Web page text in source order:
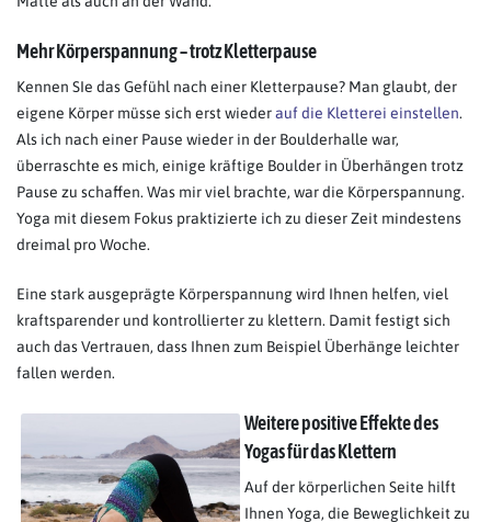
Mehr Körperspannung – trotz Kletterpause
Kennen SIe das Gefühl nach einer Kletterpause? Man glaubt, der
eigene Körper müsse sich erst wiederauf die Kletterei einstellen.
Als ich nach einer Pause wieder in der Boulderhalle war,
überraschte es mich, einige kräftige Boulder in Überhängen trotz
Pause zu schaffen. Was mir viel brachte, war die Körperspannung.
Yoga mit diesem Fokus praktizierte ich zu dieser Zeit mindestens
dreimal pro Woche.
Eine stark ausgeprägte Körperspannung wird Ihnen helfen, viel
kraftsparender und kontrollierter zu klettern. Damit festigt sich
auch das Vertrauen, dass Ihnen zum Beispiel Überhänge leichter
fallen werden.
Weitere positive Effekte des
Yogas für das Klettern
Auf der körperlichen Seite hilft
Ihnen Yoga, die Beweglichkeit zu